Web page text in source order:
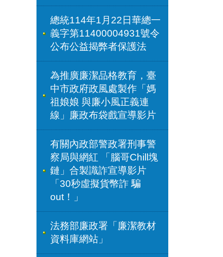
總統114年1月22日華總一
義字第11400004931號令
公布公益揭弊者保護法
為推廣廉潔品格教育，臺
中市政府政風處製作「媽
祖娘娘 與廉小風正義連
線」廉政布袋戲宣導影片
有關內政部警政署刑事警
察局與網紅 「腦哥Chill塊
鏈」合製識詐宣導影片
「30秒虛擬貨幣詐 騙
out！」
法務部廉政署「廉潔教材
資料庫網站」